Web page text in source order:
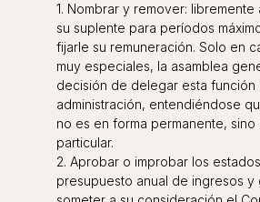
1. Nombrar y remover: libremente
su suplente para períodos
fijarle su remuneración. Solo en
muy especiales, la asamblea
decisión de delegar esta
administración, entendiéndose
no es en forma permanente,
particular.
2. Aprobar o improbar los
presupuesto anual de ingresos